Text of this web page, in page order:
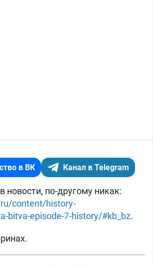
в ВК Канал в Telegram
новости, по-другому никак:
content/history-
bitva-episode-7-history/#kb_bz.